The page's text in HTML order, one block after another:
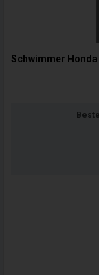
Schwimmer